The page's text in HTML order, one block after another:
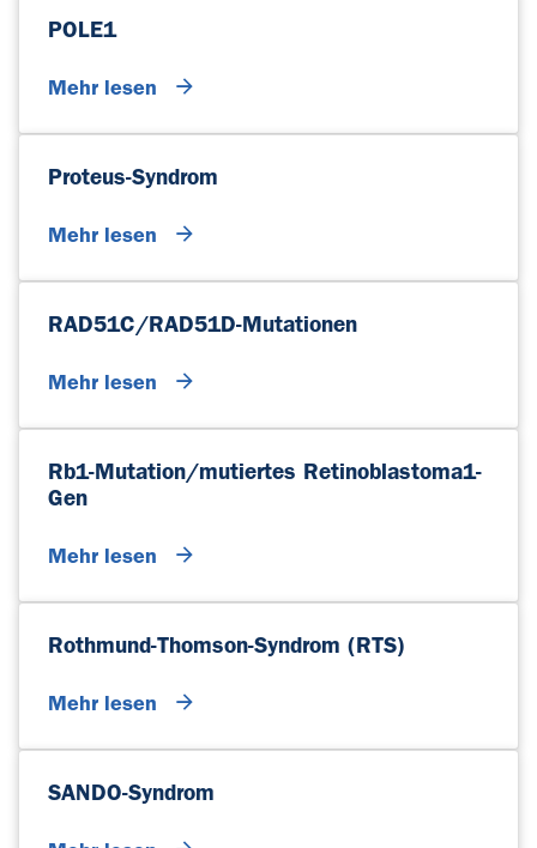
POLE1
Mehr lesen
Proteus-Syndrom
Mehr lesen
RAD51C/RAD51D-Mutationen
Mehr lesen
Rb1-Mutation/mutiertes Retinoblastoma1-
Gen
Mehr lesen
Rothmund-Thomson-Syndrom (RTS)
Mehr lesen
SANDO-Syndrom